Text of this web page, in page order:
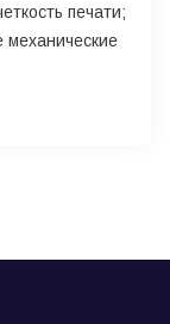
печати;
механические